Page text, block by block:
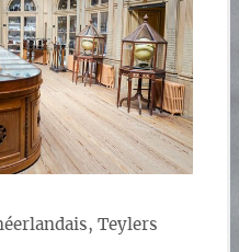
Teylers